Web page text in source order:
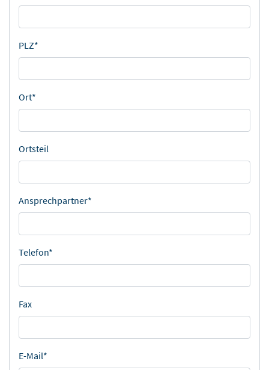
PLZ*
Ort*
Ortsteil
Ansprechpartner*
Telefon*
Fax
E-Mail*